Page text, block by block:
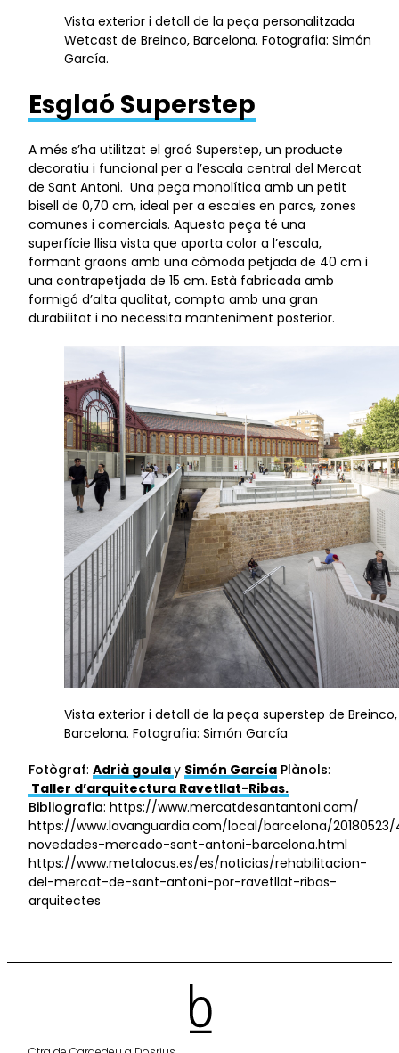
Vista exterior i detall de la peça personalitzada
Wetcast de Breinco, Barcelona. Fotografia: Simón
García.
Esglaó Superstep
A més s’ha utilitzat el graó Superstep, un producte
decoratiu i funcional per a l’escala central del Mercat
de Sant Antoni. Una peça monolítica amb un petit
bisell de 0,70 cm, ideal per a escales en parcs, zones
comunes i comercials. Aquesta peça té una
superfície llisa vista que aporta color a l’escala,
formant graons amb una còmoda petjada de 40 cm i
una contrapetjada de 15 cm. Està fabricada amb
formigó d’alta qualitat, compta amb una gran
durabilitat i no necessita manteniment posterior.
Vista exterior i detall de la peça superstep de Breinco,
Barcelona. Fotografia: Simón García
Fotògraf: Adrià goulay Simón García Plànols:
Taller d’arquitectura Ravetllat-Ribas.
Bibliografia: https://www.mercatdesantantoni.com/
https://www.lavanguardia.com/local/barcelona/
novedades-mercado-sant-antoni-barcelona.html
https://www.metalocus.es/es/noticias/rehabilitacion-
del-mercat-de-sant-antoni-por-ravetllat-ribas-
arquitectes